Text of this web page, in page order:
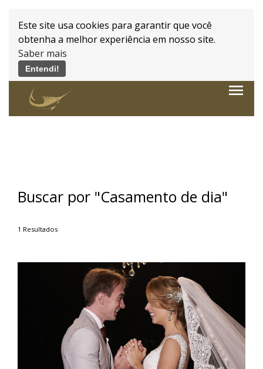
Este site usa cookies para garantir que você
obtenha a melhor experiência em nosso site.
Saber mais
Entendi!
menu
Buscar por "Casamento de dia"
1 Resultados